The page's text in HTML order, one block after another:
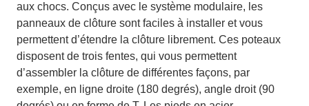
aux chocs. Conçus avec le système modulaire, les
panneaux de clôture sont faciles à installer et vous
permettent d’étendre la clôture librement. Ces poteaux
disposent de trois fentes, qui vous permettent
d’assembler la clôture de différentes façons, par
exemple, en ligne droite (180 degrés), angle droit (90